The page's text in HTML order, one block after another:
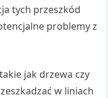
tych przeszkód
problemy z
jak drzewa czy
w liniach